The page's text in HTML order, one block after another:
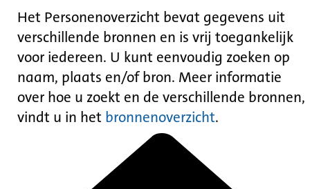
Het Personenoverzicht bevat gegevens uit
verschillende bronnen en is vrij toegankelijk
voor iedereen. U kunt eenvoudig zoeken op
naam, plaats en/of bron. Meer informatie
over hoe u zoekt en de verschillende bronnen,
vindt u in het bronnenoverzicht.